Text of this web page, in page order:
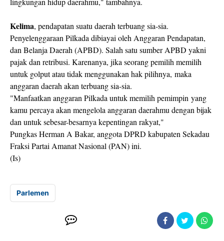
Kelima, pendapatan suatu daerah terbuang sia-sia.
Penyelenggaraan Pilkada dibiayai oleh Anggaran Pendapatan,
dan Belanja Daerah (APBD). Salah satu sumber APBD yakni
pajak dan retribusi. Karenanya, jika seorang pemilih memilih
untuk golput atau tidak menggunakan hak pilihnya, maka
anggaran daerah akan terbuang sia-sia.
"Manfaatkan anggaran Pilkada untuk memilih pemimpin yang
kamu percaya akan mengelola anggaran daerahmu dengan bijak
dan untuk sebesar-besarnya kepentingan rakyat,"
Pungkas Herman A Bakar, anggota DPRD kabupaten Sekadau
Fraksi Partai Amanat Nasional (PAN) ini.
(Is)
Parlemen